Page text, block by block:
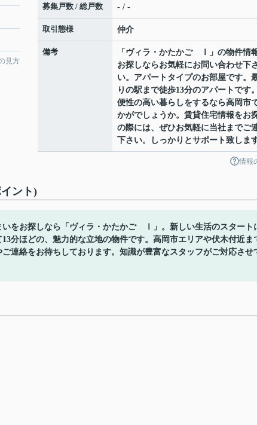
見方
募集戸数 / 総戸数 - / -
取引態様 仲介
備考
「ヴィラ・かたかご Ⅰ」の物件情
お探しならお気軽にお問い合わせ下
い。アパートタイプのお部屋です。
りの駅まで徒歩13分のアパートです
便性の高い暮らしをするなら高岡市
かがでしょうか。賃貸住宅情報をお
の際には、ぜひお気軽に当社までご
下さい。しっかりとサポート致します
情報
ント)
いをお探しなら「ヴィラ・かたかご Ⅰ」。新しい生活のスタート
分ほどの、魅力的な立地の物件です。高岡市エリアや伏木付近ま
連絡をお待ちしております。知識が豊富なスタッフがご対応させ